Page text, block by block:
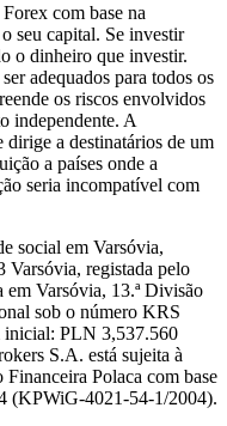
com base na
seu capital. Se investir
o dinheiro que investir.
adequados para todos os
os riscos envolvidos
independente. A
dirige a destinatários de um
a países onde a
seria incompatível com
social em Varsóvia,
registada pelo
Varsóvia, 13.ª Divisão
sob o número KRS
inicial: PLN 3,537.560
S.A. está sujeita à
Polaca com base
(KPWiG-4021-54-1/2004).